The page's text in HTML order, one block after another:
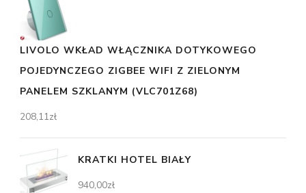
LIVOLO WKŁAD WŁĄCZNIKA DOTYKOWEGO
POJEDYNCZEGO ZIGBEE WIFI Z ZIELONYM
PANELEM SZKLANYM (VLC701Z68)
208,11zł
KRATKI HOTEL BIAŁY
940,00zł